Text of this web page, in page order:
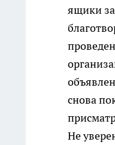
ящики
снова
Не